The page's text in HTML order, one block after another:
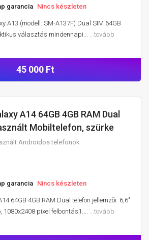
garancia Nincs készleten
A13 (modell: SM-A137F) Dual SIM 64GB
választás mindennapi... ...tovább
45 000 Ft
A14 64GB 4GB RAM Dual
Mobiltelefon, szürke
Androidos telefonok
garancia Nincs készleten
64GB 4GB RAM Dual telefon jellemzõi: 6,6"
1080x2408 pixel felbontás1.... ...tovább